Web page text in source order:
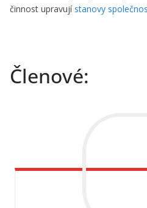
činnost upravujístanovy
Členové: